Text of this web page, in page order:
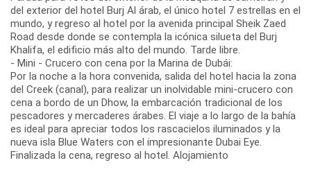
del exterior del hotel Burj Al árab, el único hotel 7 estrellas en el
mundo, y regreso al hotel por la avenida principal Sheik Zaed
Road desde donde se contempla la icónica silueta del Burj
Khalifa, el edificio más alto del mundo. Tarde libre.
- Mini - Crucero con cena por la Marina de Dubái:
Por la noche a la hora convenida, salida del hotel hacia la zona
del Creek (canal), para realizar un inolvidable mini-crucero con
cena a bordo de un Dhow, la embarcación tradicional de los
pescadores y mercaderes árabes. El viaje a lo largo de la bahía
es ideal para apreciar todos los rascacielos iluminados y la
nueva isla Blue Waters con el impresionante Dubai Eye.
Finalizada la cena, regreso al hotel. Alojamiento